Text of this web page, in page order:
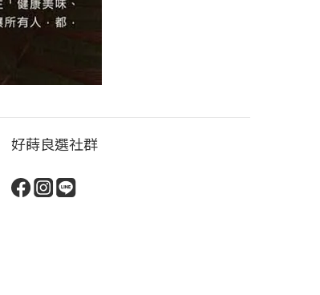
好蒔良選社群